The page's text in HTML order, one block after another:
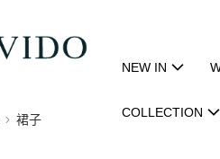
NEW IN
COLLECTION
裙子